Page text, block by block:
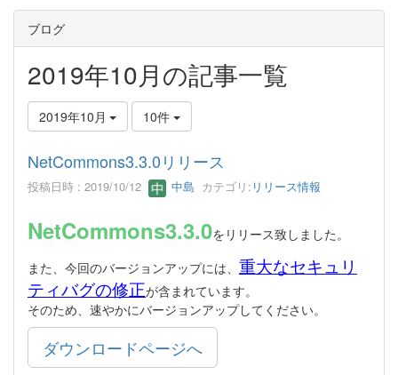
ブログ
2019年10月の記事一覧
2019年10月 10件
NetCommons3.3.0リリース
投稿日時 : 2019/10/12 中島 カテゴリ: リリース情報
NetCommons3.3.0をリリース致しました。
また、今回のバージョンアップには、 重大なセキュリ
ティバグの修正が含まれています。
そのため、速やかにバージョンアップしてください。
ダウンロードページへ